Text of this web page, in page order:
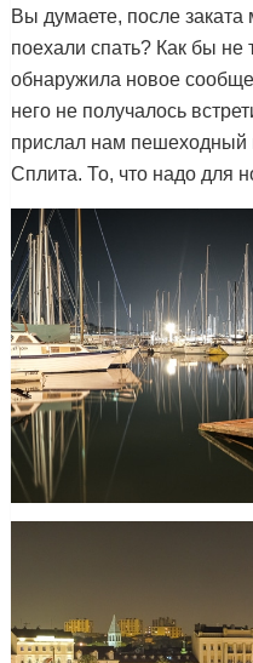
Вы думаете, после
поехали спать? Как бы
обнаружила новое
него не получалось
прислал нам
Сплита. То, что надо для